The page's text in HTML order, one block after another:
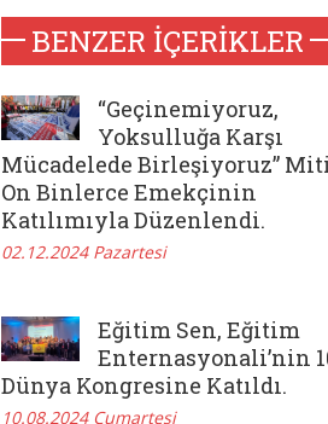
BENZER İÇERIKLER
“Geçinemiyoruz,
Yoksulluğa Karşı
Mücadelede Birleşiyoruz”
On Binlerce Emekçinin
Katılımıyla Düzenlendi.
02.12.2024 Pazartesi
Eğitim Sen, Eğitim
Enternasyonali’nin
Dünya Kongresine Katıldı.
10.08.2024 Cumartesi